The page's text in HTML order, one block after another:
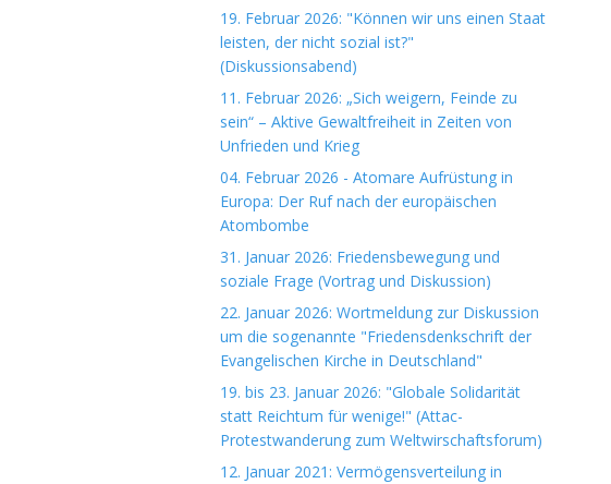
19. Februar 2026: "Können wir uns einen Staat
leisten, der nicht sozial ist?"
(Diskussionsabend)
11. Februar 2026: „Sich weigern, Feinde zu
sein“ – Aktive Gewaltfreiheit in Zeiten von
Unfrieden und Krieg
04. Februar 2026 - Atomare Aufrüstung in
Europa: Der Ruf nach der europäischen
Atombombe
31. Januar 2026: Friedensbewegung und
soziale Frage (Vortrag und Diskussion)
22. Januar 2026: Wortmeldung zur Diskussion
um die sogenannte "Friedensdenkschrift der
Evangelischen Kirche in Deutschland"
19. bis 23. Januar 2026: "Globale Solidarität
statt Reichtum für wenige!" (Attac-
Protestwanderung zum Weltwirschaftsforum)
12. Januar 2021: Vermögensverteilung in